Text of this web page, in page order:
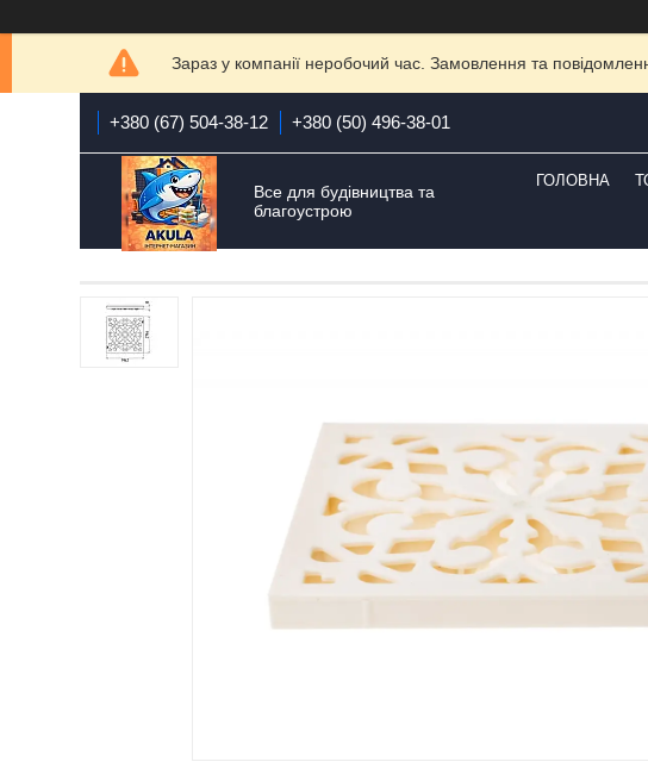
Зараз у компанії неробочий час. Замовлення та
+380 (67) 504-38-12 +380 (50) 496-38-01
Все для будівництва та
благоустрою
ГОЛОВНА